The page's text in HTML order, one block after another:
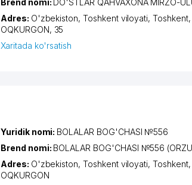
Adres: O'zbekiston,Toshkent viloyati,Toshkent,
OQKURGON, 35
Xaritada ko'rsatish
Yuridik nomi: BOLALAR BOG'CHASI №556
Brend nomi: BOLALAR BOG'CHASI №556
Adres: O'zbekiston,Toshkent viloyati,Toshkent,
OQKURGON